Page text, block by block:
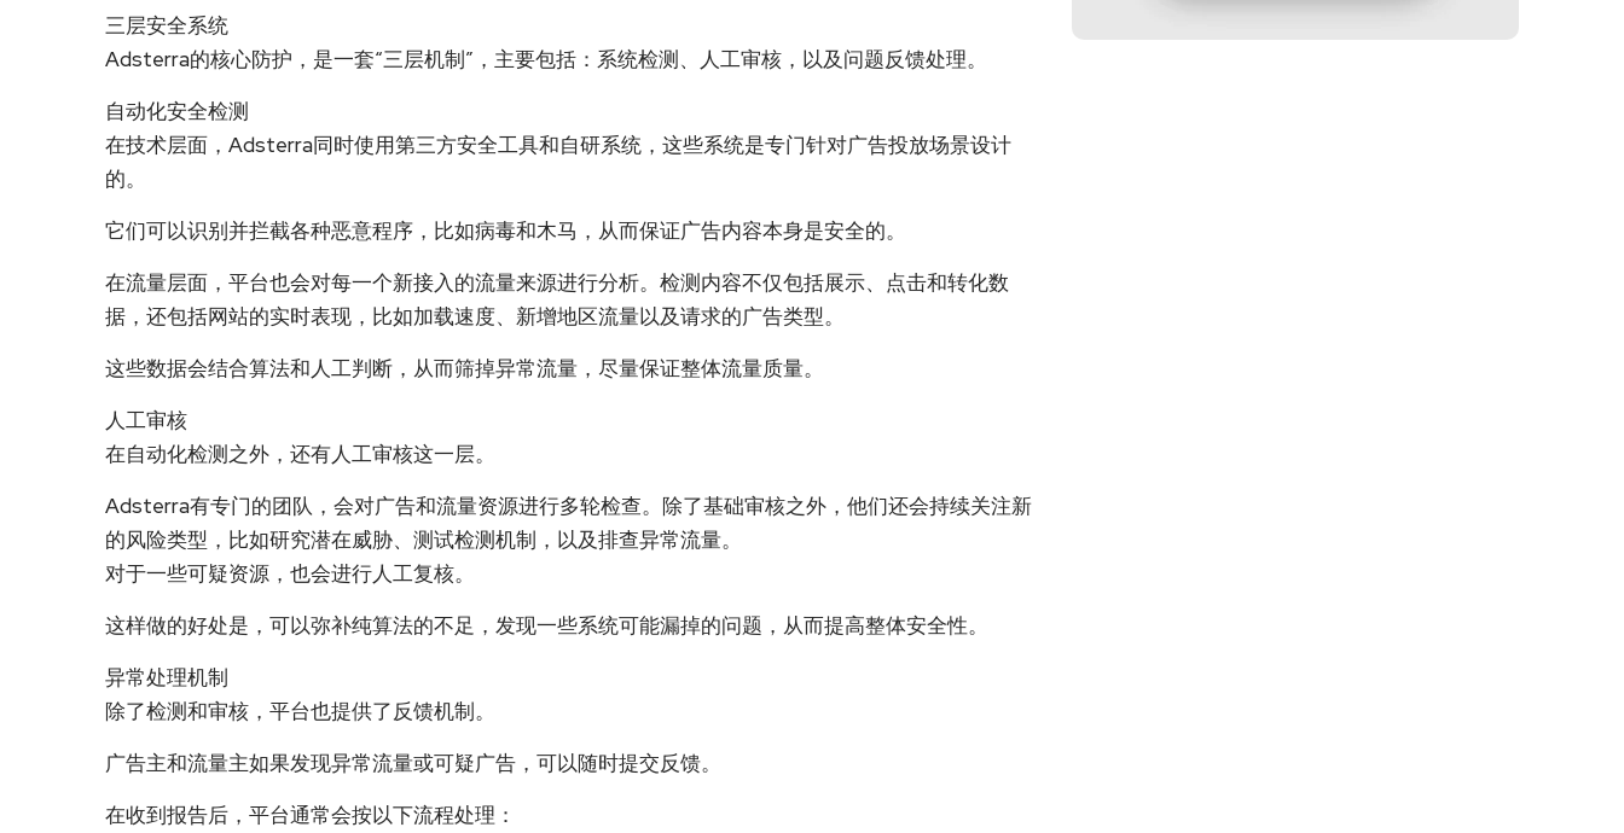
三层安全系统
Adsterra的核心防护，是一套“三层机制”，主要包括：系统检测、人工审核，以及问题反馈处理。
自动化安全检测
在技术层面，Adsterra同时使用第三方安全工具和自研系统，这些系统是专门针对广告投放场景设计
的。
它们可以识别并拦截各种恶意程序，比如病毒和木马，从而保证广告内容本身是安全的。
在流量层面，平台也会对每一个新接入的流量来源进行分析。检测内容不仅包括展示、点击和转化数
据，还包括网站的实时表现，比如加载速度、新增地区流量以及请求的广告类型。
这些数据会结合算法和人工判断，从而筛掉异常流量，尽量保证整体流量质量。
人工审核
在自动化检测之外，还有人工审核这一层。
Adsterra有专门的团队，会对广告和流量资源进行多轮检查。除了基础审核之外，他们还会持续关注新
的风险类型，比如研究潜在威胁、测试检测机制，以及排查异常流量。
对于一些可疑资源，也会进行人工复核。
这样做的好处是，可以弥补纯算法的不足，发现一些系统可能漏掉的问题，从而提高整体安全性。
异常处理机制
除了检测和审核，平台也提供了反馈机制。
广告主和流量主如果发现异常流量或可疑广告，可以随时提交反馈。
在收到报告后，平台通常会按以下流程处理：